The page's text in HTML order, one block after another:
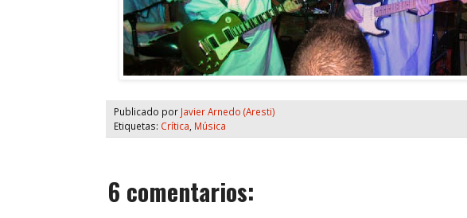
Publicado por Javier Arnedo (Aresti)
Etiquetas: Crítica, Música
6 comentarios: